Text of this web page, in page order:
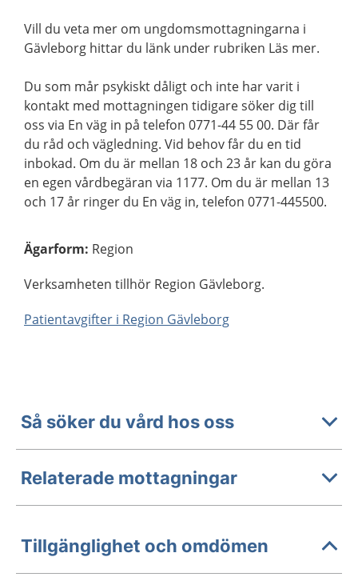
Vill du veta mer om ungdomsmottagningarna i
Gävleborg hittar du länk under rubriken Läs mer.
Du som mår psykiskt dåligt och inte har varit i
kontakt med mottagningen tidigare söker dig till
oss via En väg in på telefon 0771-44 55 00. Där får
du råd och vägledning. Vid behov får du en tid
inbokad. Om du är mellan 18 och 23 år kan du göra
en egen vårdbegäran via 1177. Om du är mellan 13
och 17 år ringer du En väg in, telefon 0771-445500.
Ägarform: Region
Verksamheten tillhör Region Gävleborg.
Patientavgifter i Region Gävleborg
Så söker du vård hos oss
Relaterade mottagningar
Tillgänglighet och omdömen